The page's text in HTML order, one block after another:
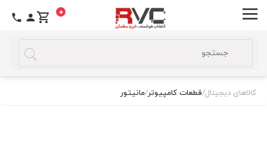
0
کالاهای دیجیتال/قطعات کامپیوتر/مانیتور